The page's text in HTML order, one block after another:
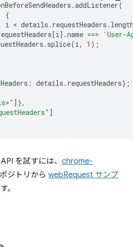
.addListener(
{
i < details . requestHeaders .
[i].name ===
'User-
. splice(i, 1 );
: details . requestHeaders};
]},
]
API を試すには、 chrome-
ジトリから webRequest サンプ
。